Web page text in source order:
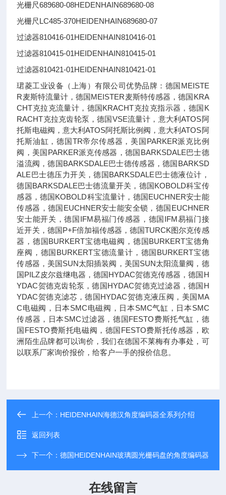
光栅尺689680-08HEDENHAIN689680-08
光栅尺LC485-370HEIDENHAIN689680-07
过滤器810416-01HEIDENHAIN810416-01
过滤器810415-01HEIDENHAIN810415-01
过滤器810421-01HEIDENHAIN810421-01
珺菱工业设备（上海）有限公司优势品牌：德国MEISTE
R麦斯特流量计，德国MEISTER麦斯特传感器，德国KRA
CHT克拉克流量计，德国KRACHT克拉克指示器，德国K
RACHT克拉克齿轮泵，德国VSE流量计，意大利ATOS阿
托斯电磁阀，意大利ATOS阿托斯比例阀，意大利ATOS阿
托斯油缸，德国TR帝尔传感器，美国PARKER派克比例
阀，美国PARKER派克传感器，德国BARKSDALE巴士德
溢流阀，德国BARKSDALE巴士德传感器，德国BARKSD
ALE巴士德压力开关，德国BARKSDALE巴士德液位计，
德国BARKSDALE巴士德流量开关，德国KOBOLD科宝传
感器，德国KOBOLD科宝流量计，德国EUCHNER安士能
传感器，德国EUCHNER安士能安全锁，德国EUCHNER
安士能开关，德国IFM易福门传感器，德国IFM易福门接
近开关，德国P+F倍加福传感器，德国TURCK图尔克传感
器，德国BURKERT宝德电磁阀，德国BURKERT宝德角
座阀，德国BURKERT宝德流量计，德国BURKERT宝德
传感器，美国SUN太阳插装阀，美国SUN太阳流量阀，德
国PILZ皮尔兹继电器，德国HYDAC贺德克传感器，德国H
YDAC贺德克齿轮泵，德国HYDAC贺德克过滤器，德国H
YDAC贺德克滤芯，德国HYDAC贺德克液压阀，美国MA
C电磁阀，日本SMC电磁阀，日本SMC气缸，日本SMC
传感器，日本SMC过滤器，德国FESTO费斯托气缸，德
国FESTO费斯托电磁阀，德国FESTO费斯托传感器，欧
洲陌生品牌都可以询价，我们在德国不莱梅有办事处，可
以联系厂家询价报价，给客户一手的报价信息。
上一个： HEIDENHAIN海德汉角度编码器全系列介绍
返回列表
下一个：德国HEIDENHAIN玻璃圆光栅码盘的角度编码器
在线留言